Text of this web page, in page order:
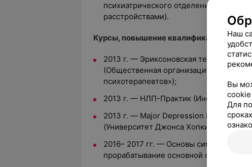
психиатрического отделения (для
расстройствами).
Курсы, повышение квалификации:
2013 г. — Эриксоновская терапия и
(Общественная организация
психотерапевтов»);
2013 г. — НЛП-Практик (Институт НЛП
2013 г. — Major Depression in the
(Университет Джонса Хопкинса);
2016– 2017 гг. — Основы символдрамы
прорабатывание основной ступени
Наш
Вы
cookie
Для